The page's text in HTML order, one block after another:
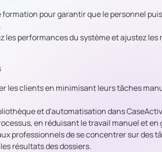
formation pour garantir que le personnel
les performances du système et ajustez
les clients en minimisant leurs tâches
et d'automatisation dans
en réduisant le travail manuel et
professionnels de se concentrer sur des
résultats des dossiers.